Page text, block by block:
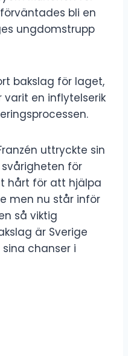
bli en
ungdomstrupp
bakslag för laget,
varit en inflytelserik
uttryckte sin
för
hårt för att hjälpa
men nu står inför
så viktig
är Sverige
chanser i